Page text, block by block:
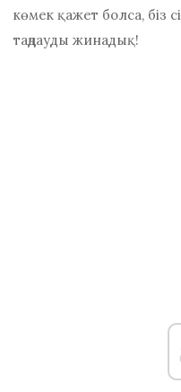
көмек қажет болса, біз
таңдауды жинадық!